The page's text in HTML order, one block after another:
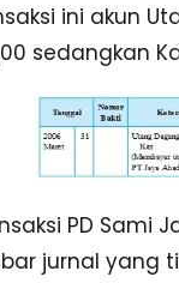
ini akun
sedangkan
PD Sami
jurnal yang